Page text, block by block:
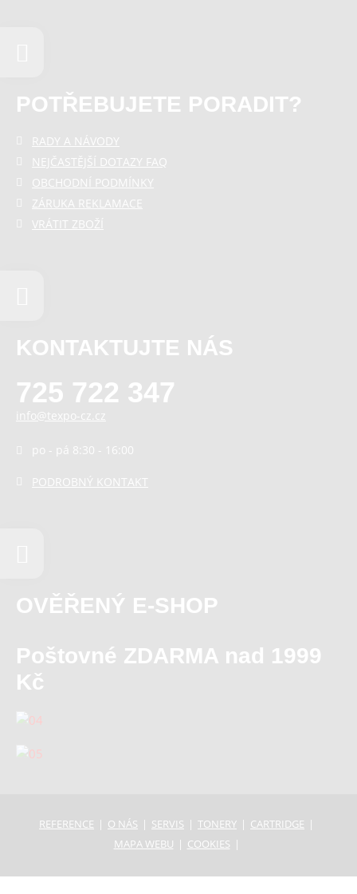
POTŘEBUJETE PORADIT?
RADY A NÁVODY
NEJČASTĚJŠÍ DOTAZY FAQ
OBCHODNÍ PODMÍNKY
ZÁRUKA REKLAMACE
VRÁTIT ZBOŽÍ
KONTAKTUJTE NÁS
725 722 347
info@texpo-cz.cz
po - pá 8:30 - 16:00
PODROBNÝ KONTAKT
OVĚŘENÝ E-SHOP
Poštovné ZDARMA nad 1999
Kč
REFERENCE O NÁS SERVIS TONERY
CARTRIDGE
MAPA WEBU
COOKIES